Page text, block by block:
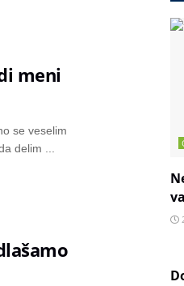
meni
se veselim
delim ...